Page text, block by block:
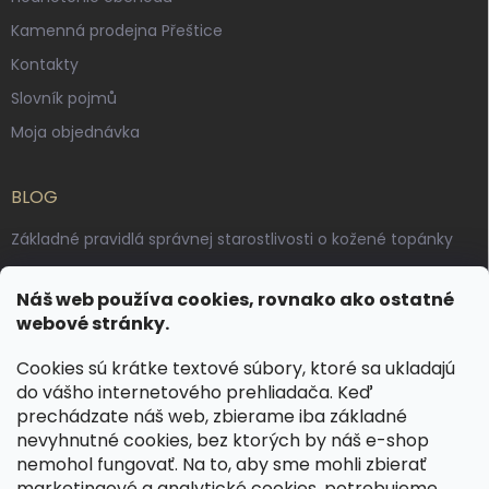
Náš web používa cookies, rovnako ako ostatné
webové stránky.
Cookies sú krátke textové súbory, ktoré sa ukladajú
do vášho internetového prehliadača. Keď
prechádzate náš web, zbierame iba základné
nevyhnutné cookies, bez ktorých by náš e-shop
nemohol fungovať. Na to, aby sme mohli zbierať
Kamenná prodejna Přeštice
Kontakty
Slovník pojmů
Moja objednávka
BLOG
Základné pravidlá správnej starostlivosti o kožené topánky
Výroba českých kožených opaskov: vôňa pravej kože, dotyk
remesla
KONTAKT
dotazy@ spongr.cz